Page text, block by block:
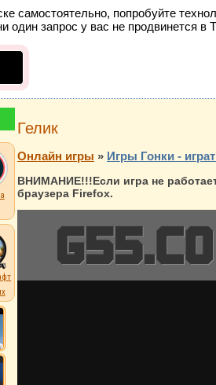
самостоятельно, попробуйте
запрос у вас не продвинется в
Гелик
Онлайн игры » Игры Гонки -
ВНИМАНИЕ!!!Если игра не
браузера Firefox.